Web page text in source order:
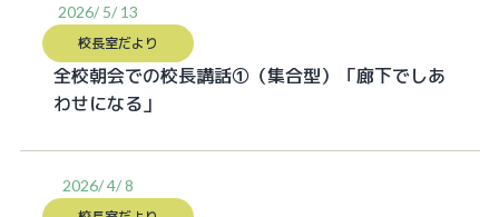
2026/ 5/ 13
校長室だより
全校朝会での校長講話①（集合型）「廊下でしあ
わせになる」
2026/ 4/ 8